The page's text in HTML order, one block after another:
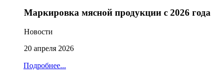
Маркировка мясной продукции с 2026 года
Новости
20 апреля 2026
Подробнее...